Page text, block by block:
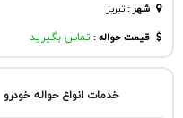
شهر:تبريز
قیمت حواله : تماس بگیرید
خدمات انواع حواله خودرو